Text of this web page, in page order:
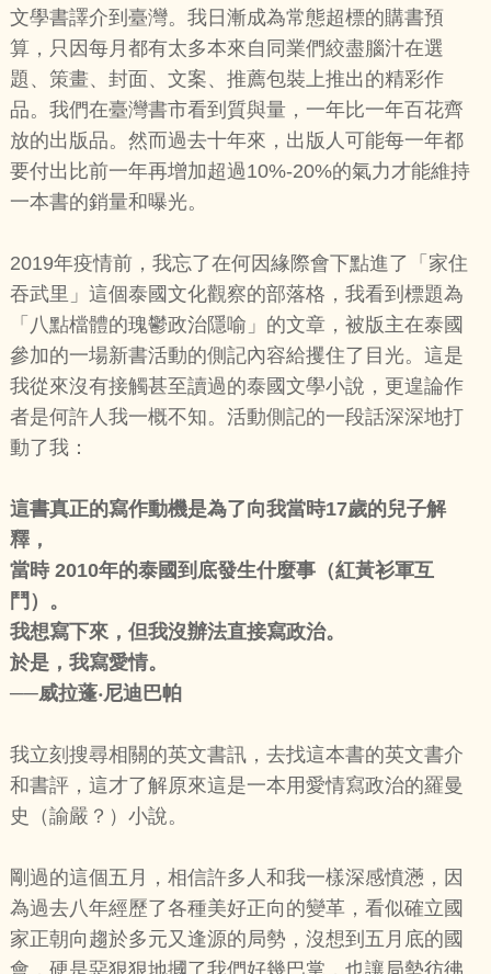
文學書譯介到臺灣。我日漸成為常態超標的購書預
算，只因每月都有太多本來自同業們絞盡腦汁在選
題、策畫、封面、文案、推薦包裝上推出的精彩作
品。我們在臺灣書市看到質與量，一年比一年百花齊
放的出版品。然而過去十年來，出版人可能每一年都
要付出比前一年再增加超過10%-20%的氣力才能維持
一本書的銷量和曝光。
2019年疫情前，我忘了在何因緣際會下點進了「家住
吞武里」這個泰國文化觀察的部落格，我看到標題為
「八點檔體的瑰鬱政治隱喻」的文章，被版主在泰國
參加的一場新書活動的側記內容給攫住了目光。這是
我從來沒有接觸甚至讀過的泰國文學小說，更遑論作
者是何許人我一概不知。活動側記的一段話深深地打
動了我：
這書真正的寫作動機是為了向我當時17歲的兒子解
釋，
當時 2010年的泰國到底發生什麼事（紅黃衫軍互
鬥）。
我想寫下來，但我沒辦法直接寫政治。
於是，我寫愛情。
──威拉蓬‧尼迪巴帕
我立刻搜尋相關的英文書訊，去找這本書的英文書介
和書評，這才了解原來這是一本用愛情寫政治的羅曼
史（諭嚴？）小說。
剛過的這個五月，相信許多人和我一樣深感憤懣，因
為過去八年經歷了各種美好正向的變革，看似確立國
家正朝向趨於多元又逢源的局勢，沒想到五月底的國